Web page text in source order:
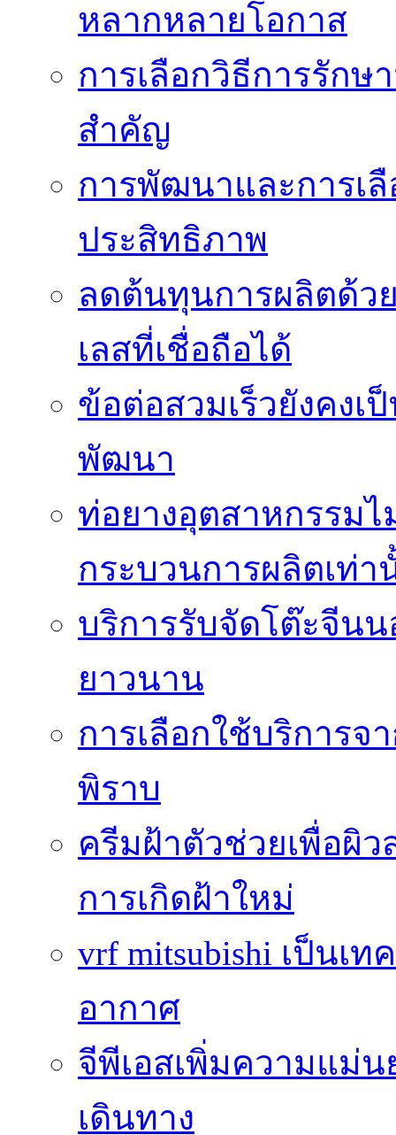
หลากหลายโอกาส
การเลือกวิธีการรักษ
สำคัญ
การพัฒนาและการเ
ประสิทธิภาพ
ลดต้นทุนการผลิตด้ว
เลสที่เชื่อถือได้
ข้อต่อสวมเร็วยังคง
พัฒนา
ท่อยางอุตสาหกรรม
กระบวนการผลิตเท่า
บริการรับจัดโต๊ะจีน
ยาวนาน
การเลือกใช้บริการ
พิราบ
ครีมฝ้าตัวช่วยเพื่อผิ
การเกิดฝ้าใหม่
vrf mitsubishi เป็นเ
อากาศ
จีพีเอสเพิ่มความแม่
เดินทาง